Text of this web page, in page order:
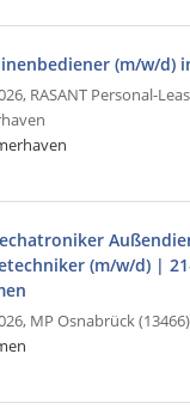
(m/w/d)
RASANT Personal-
(m/w/d) |
MP Osnabrück (13466)